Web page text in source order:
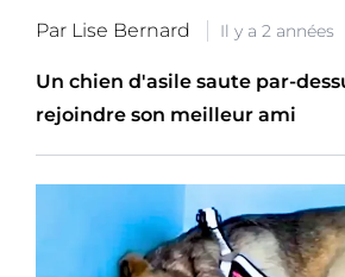
Par Lise Bernard Il y a 2 années
Un chien d'asile saute par-
rejoindre son meilleur ami